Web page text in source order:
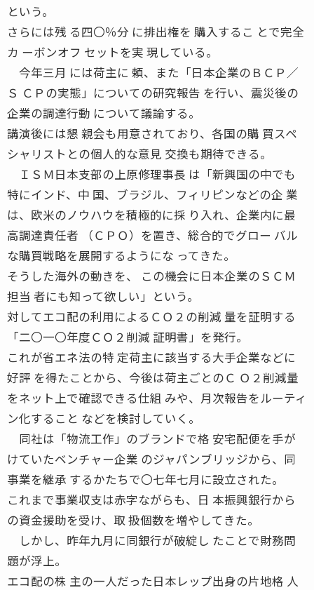
という。
さらには残 る四〇％分 に排出権を 購入するこ とで完全
カ ーボンオフ セットを実 現している。
今年三月 には荷主に 頼、また「日本企業のＢＣＰ／
Ｓ ＣＰの実態」についての研究報告 を行い、震災後の
企業の調達行動 について議論する。
講演後には懇 親会も用意されており、各国の購 買スペ
シャリストとの個人的な意見 交換も期待できる。
ＩＳＭ日本支部の上原修理事長 は「新興国の中でも
特にインド、中 国、ブラジル、フィリピンなどの企 業
は、欧米のノウハウを積極的に採 り入れ、企業内に最
高調達責任者 （ＣＰＯ）を置き、総合的でグロー バル
な購買戦略を展開するようにな ってきた。
そうした海外の動きを、 この機会に日本企業のＳＣＭ
担当 者にも知って欲しい」という。
対してエコ配の利用によるＣＯ２の削減 量を証明する
「二〇一〇年度ＣＯ２削減 証明書」を発行。
これが省エネ法の特 定荷主に該当する大手企業などに
好評 を得たことから、今後は荷主ごとのＣ Ｏ２削減量
をネット上で確認できる仕組 みや、月次報告をルーティ
ン化すること などを検討していく。
同社は「物流工作」のブランドで格 安宅配便を手が
けていたベンチャー企業 のジャパンブリッジから、同
事業を継承 するかたちで〇七年七月に設立された。
これまで事業収支は赤字ながらも、日 本振興銀行から
の資金援助を受け、取 扱個数を増やしてきた。
しかし、昨年九月に同銀行が破綻し たことで財務問
題が浮上。
エコ配の株 主の一人だった日本レップ出身の片地格 人